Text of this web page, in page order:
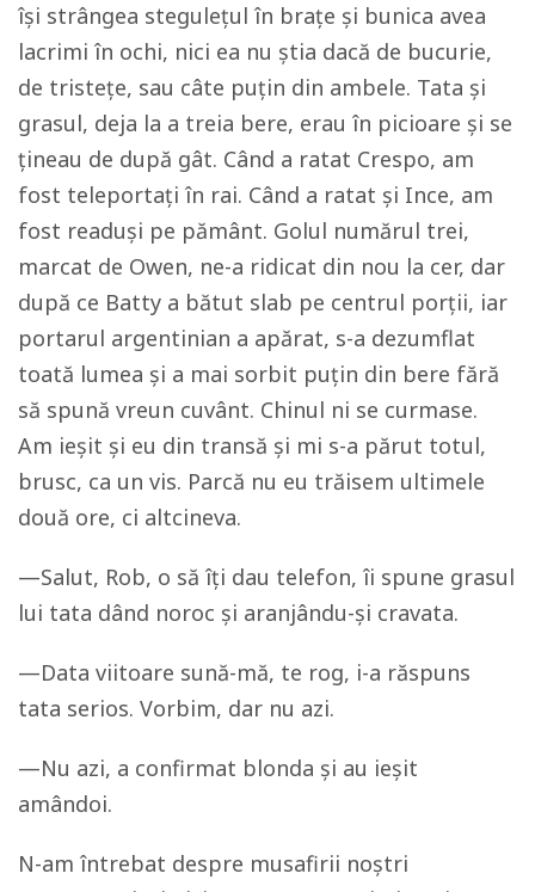
își strângea stegulețul în brațe și bunica avea
lacrimi în ochi, nici ea nu știa dacă de bucurie,
de tristețe, sau câte puțin din ambele. Tata și
grasul, deja la a treia bere, erau în picioare și se
țineau de după gât. Când a ratat Crespo, am
fost teleportați în rai. Când a ratat și Ince, am
fost readuși pe pământ. Golul numărul trei,
marcat de Owen, ne-a ridicat din nou la cer, dar
după ce Batty a bătut slab pe centrul porții, iar
portarul argentinian a apărat, s-a dezumflat
toată lumea și a mai sorbit puțin din bere fără
să spună vreun cuvânt. Chinul ni se curmase.
Am ieșit și eu din transă și mi s-a părut totul,
brusc, ca un vis. Parcă nu eu trăisem ultimele
două ore, ci altcineva.
—Salut, Rob, o să îți dau telefon, îi spune grasul
lui tata dând noroc și aranjându-și cravata.
—Data viitoare sună-mă, te rog, i-a răspuns
tata serios. Vorbim, dar nu azi.
—Nu azi, a confirmat blonda și au ieșit
amândoi.
N-am întrebat despre musafirii noștri